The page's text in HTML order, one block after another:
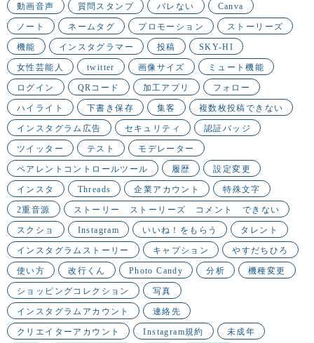
動画音声 質問スタンプ バレない Canva
ノート ネームタグ プロモーション ストーリーズ
機能 インスタグラマー 投稿 SKY-HI
女性芸能人 twitter 画像サイズ ミュート機能
ログイン QRコード 加工アプリ フォロー
ハイライト 下書き保存 集客 複数枚投稿できない
インスタグラム広告 セキュリティ 認証バッジ
ツイッター テスト モデレーター
ペアレントコントロールツール 履歴 設定変更
インスタ Threads 企業アカウント 特殊文字
2重音源 ストーリー ストーリーズ コメント できない
スクショ Instagram いいね！をもらう タレント
インスタグラムストーリー キャプション やすだちひろ
使い方 改行くん Photo Candy 分析 機種変更
ショッピングコレクション 写真
インスタグラムアカウント 連絡先
クリエイターアカウント Instagram規約 未成年